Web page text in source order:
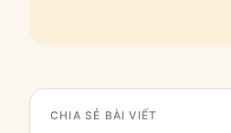
CHIA SẺ BÀI VIẾT